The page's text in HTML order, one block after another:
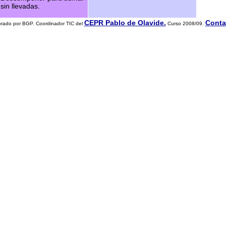
sin llevadas.
por BGP. Coordinador TIC del CEPR Pablo de Olavide. Curso 2008/09.